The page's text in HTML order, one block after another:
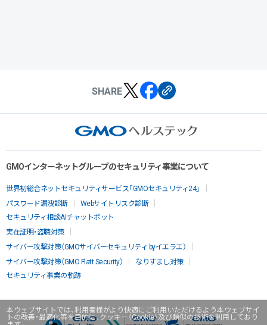
本ウェブサイトでは、利用者様がより快適にご利用いただけるよう本ウェブサイ
トの改善・最適化等を目的に、クッキー（Cookie）及び類似の技術を利用しており
SHARE
GMOインターネットグループのセキュリティ事業について
世界初総合ネットセキュリティサービス「GMOセキュリティ24」
パスワード漏洩診断
Webサイトリスク診断
セキュリティ相談AIチャットボット
実在証明・盗聴対策
サイバー攻撃対策（GMOサイバーセキュリティ byイエラエ）
サイバー攻撃対策（GMO Flatt Security）
なりすまし対策
セキュリティ事業の軌跡